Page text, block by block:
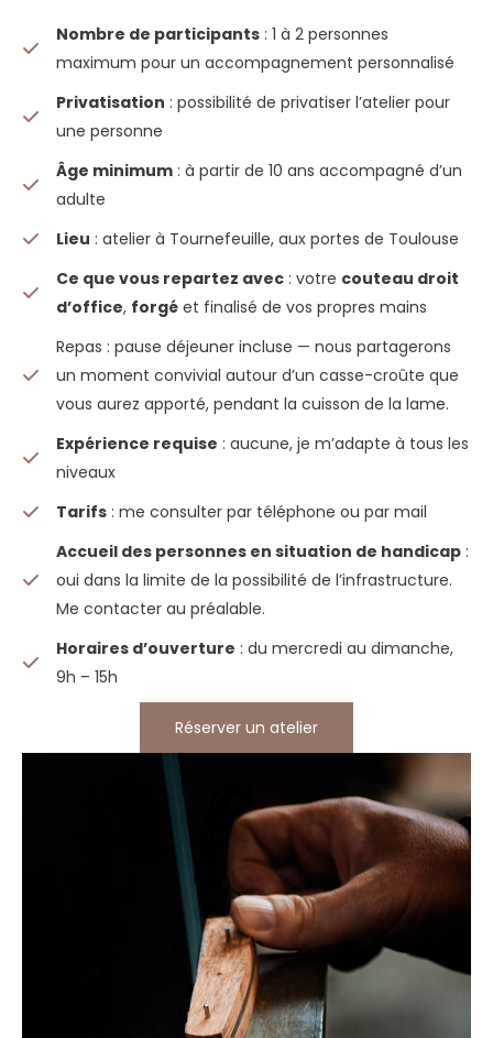
Nombre de participants : 1 à 2 personnes
maximum pour un accompagnement personnalisé
Privatisation : possibilité de privatiser l’atelier pour
une personne
Âge minimum : à partir de 10 ans accompagné d’un
adulte
Lieu : atelier à Tournefeuille, aux portes de Toulouse
Ce que vous repartez avec : votre couteau droit
d’office, forgé et finalisé de vos propres mains
Repas : pause déjeuner incluse — nous partagerons
un moment convivial autour d’un casse-croûte que
vous aurez apporté, pendant la cuisson de la lame.
Expérience requise : aucune, je m’adapte à tous les
niveaux
Tarifs : me consulter par téléphone ou par mail
Accueil des personnes en situation de handicap :
oui dans la limite de la possibilité de l’infrastructure.
Me contacter au préalable.
Horaires d’ouverture : du mercredi au dimanche,
9h – 15h
Réserver un atelier